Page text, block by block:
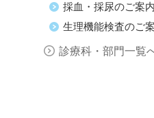
採血・採尿のご案内
生理機能検査のご
診療科・部門一覧